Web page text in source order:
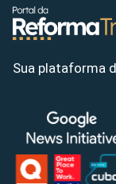
Sua plataforma